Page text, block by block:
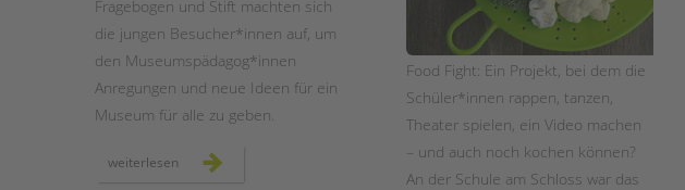
Fragebogen und Stift machten sich
die jungen Besucher*innen auf, um
den Museumspädagog*innen
Anregungen und neue Ideen für ein
Museum für alle zu geben.
weiterlesen ambulante
hilfen:
Food Fight: Ein Projekt, bei dem die
Schüler*innen rappen, tanzen,
Theater spielen, ein Video machen
– und auch noch kochen können?
An der Schule am Schloss war das